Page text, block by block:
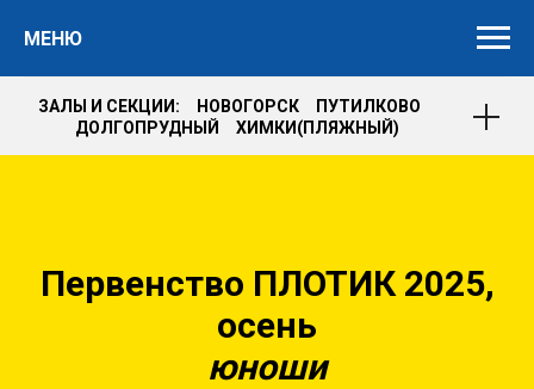
МЕНЮ
ЗАЛЫ И СЕКЦИИ: НОВОГОРСК ПУТИЛКОВО
ДОЛГОПРУДНЫЙ ХИМКИ(ПЛЯЖНЫЙ)
Первенство ПЛОТИК 2025,
осень
юноши